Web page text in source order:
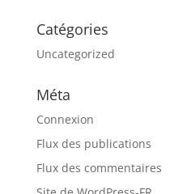
Catégories
Uncategorized
Méta
Connexion
Flux des publications
Flux des commentaires